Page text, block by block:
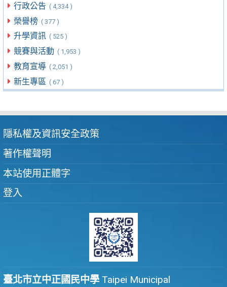
行政公告 ( 4,334 )
榮譽榜 ( 377 )
升學資訊 ( 525 )
競賽與活動 ( 1,953 )
教育宣導 ( 2,051 )
新生專區 ( 67 )
隱私權及資訊安全政策
著作權聲明
本站使用正體字
登入
臺北市立中正國民中學 Taipei Municipal